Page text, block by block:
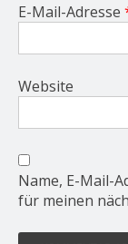
E-Mail-Adresse
Website
Name, E-Mail-
für meinen